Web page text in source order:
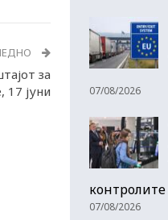
за
17 јуни
07/08/2026
контролите
07/08/2026